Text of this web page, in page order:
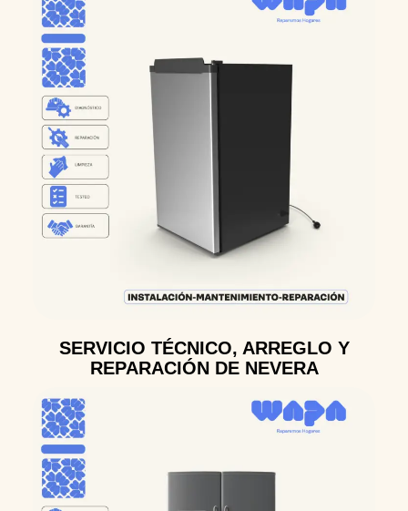
SERVICIO TÉCNICO, ARREGLO Y
REPARACIÓN DE NEVERA